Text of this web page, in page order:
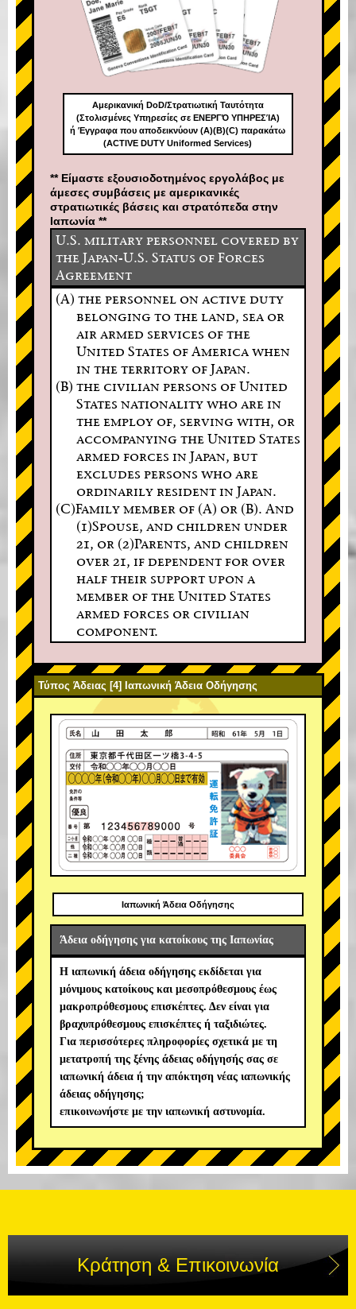
Αμερικανική DoD/Στρατιωτική Ταυτότητα
(Στολισμένες Υπηρεσίες σε ΕΝΕΡΓΌ ΥΠΗΡΕΣΊΑ)
ή Έγγραφα που αποδεικνύουν (A)(B)(C) παρακάτω
(ACTIVE DUTY Uniformed Services)
** Είμαστε εξουσιοδοτημένος εργολάβος με
άμεσες συμβάσεις με αμερικανικές
στρατιωτικές βάσεις και στρατόπεδα στην
Ιαπωνία **
U.S. military personnel covered by
the Japan-U.S. Status of Forces
Agreement
(A) the personnel on active duty
belonging to the land, sea or
air armed services of the
United States of America when
in the territory of Japan.
(B) the civilian persons of United
States nationality who are in
the employ of, serving with, or
accompanying the United States
armed forces in Japan, but
excludes persons who are
ordinarily resident in Japan.
(C)Family member of (A) or (B). And
(1)Spouse, and children under
21, or (2)Parents, and children
over 21, if dependent for over
half their support upon a
member of the United States
armed forces or civilian
component.
Τύπος Άδειας [4] Ιαπωνική Άδεια Οδήγησης
Ιαπωνική Άδεια Οδήγησης
Άδεια οδήγησης για κατοίκους της Ιαπωνίας
Η ιαπωνική άδεια οδήγησης εκδίδεται για
μόνιμους κατοίκους και μεσοπρόθεσμους έως
μακροπρόθεσμους επισκέπτες. Δεν είναι για
βραχυπρόθεσμους επισκέπτες ή ταξιδιώτες.
Για περισσότερες πληροφορίες σχετικά με τη
μετατροπή της ξένης άδειας οδήγησής σας σε
ιαπωνική άδεια ή την απόκτηση νέας ιαπωνικής
άδειας οδήγησης;
επικοινωνήστε με την ιαπωνική αστυνομία.
Κράτηση & Επικοινωνία